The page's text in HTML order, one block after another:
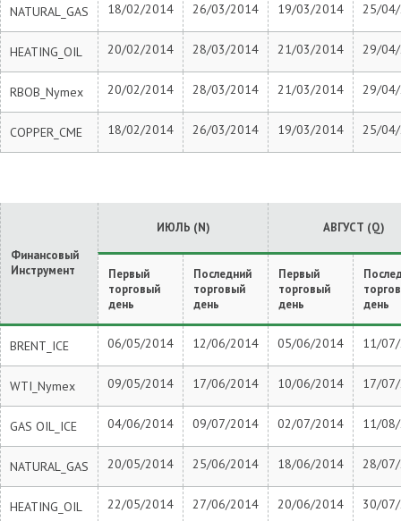
NATURAL_GAS 18/02/2014 26/03/2014 19/03/2014 25/
HEATING_OIL 20/02/2014 28/03/2014 21/03/2014 29/
RBOB_Nymex 20/02/2014 28/03/2014 21/03/2014 29/
COPPER_CME 18/02/2014 26/03/2014 19/03/2014 25/
Финансовый
Инструмент
ИЮЛЬ (N) АВГУСТ (Q)
Первый
торговый
день
Последний
торговый
день
Первый
торговый
день
день
BRENT_ICE 06/05/2014 12/06/2014 05/06/2014 11/
WTI_Nymex 09/05/2014 17/06/2014 10/06/2014 17/
GAS OIL_ICE 04/06/2014 09/07/2014 02/07/2014 11/
NATURAL_GAS 20/05/2014 25/06/2014 18/06/2014 28/
HEATING_OIL 22/05/2014 27/06/2014 20/06/2014 30/